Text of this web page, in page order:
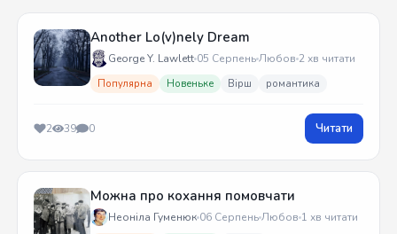
Another Lo(v)nely Dream
George Y. Lawlett 05 СерпеньЛюбов 2 хв читати
Популярна Новеньке Вірш романтика
2 39 0 Читати
Можна про кохання помовчати
Неоніла Гуменюк 06 СерпеньЛюбов 1 хв читати